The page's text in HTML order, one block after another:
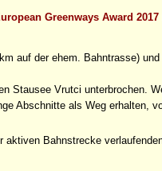
Greenways Award 2017
auf der ehem. Bahntrasse)
Stausee Vrutci unterbrochen.
Abschnitte als Weg erhalten,
aktiven Bahnstrecke